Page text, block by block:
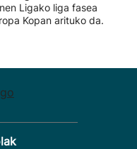
Ligako liga fasea
Kopan arituko da.